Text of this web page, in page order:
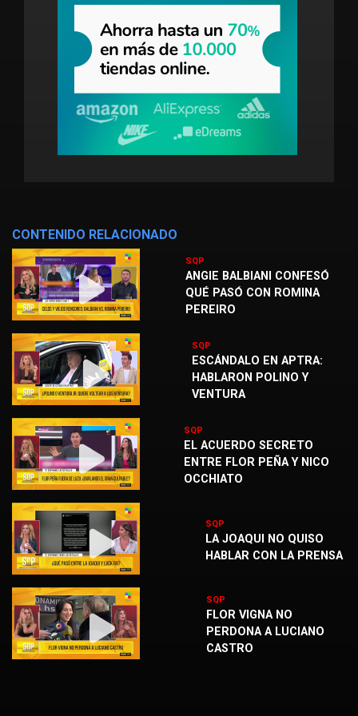
CONTENIDO RELACIONADO
SQP
ANGIE BALBIANI CONFESÓ
QUÉ PASÓ CON ROMINA
PEREIRO
SQP
ESCÁNDALO EN APTRA:
HABLARON POLINO Y
VENTURA
SQP
EL ACUERDO SECRETO
ENTRE FLOR PEÑA Y NICO
OCCHIATO
SQP
LA JOAQUI NO QUISO
HABLAR CON LA PRENSA
SQP
FLOR VIGNA NO
PERDONA A LUCIANO
CASTRO